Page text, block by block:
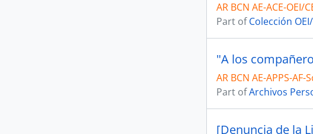
AR BCN AE-ACE-OEI/
Part ofColección
"A los
AR BCN AE-APPS-AF-
Part ofArchivos
[Denuncia de la